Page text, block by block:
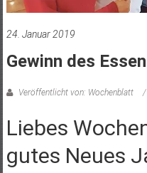
24. Januar 2019
Gewinn des
Veröffentlicht von: Wochenblatt
Liebes
gutes Neues